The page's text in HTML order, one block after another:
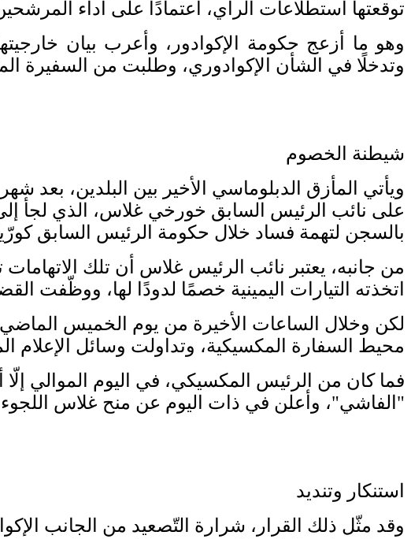
توقعتها استطلاعات الرأي، اعتمادًا على أداء
وهو ما أزعج حكومة الإكوادور، وأعرب بيان
وتدخلًا في الشأن الإكوادوري، وطلبت من السفيرة
شيطنة الخصوم
ويأتي المأزق الدبلوماسي الأخير بين البلدين، بعد
بالسجن لتهمة فساد خلال حكومة الرئيس السابق
من جانبه، يعتبر نائب الرئيس غلاس أن تلك
اتخذته التيارات اليمينية خصمًا لدودًا لها،
لكن وخلال الساعات الأخيرة من يوم الخميس الماضي،
محيط السفارة المكسيكية، وتداولت وسائل الإعلام
فما كان من الرئيس المكسيكي، في اليوم الموالي
"الفاشي"، وأعلن في ذات اليوم عن منح غلاس
استنكار وتنديد
وقد مثّل ذلك القرار، شرارة التّصعيد من الجانب